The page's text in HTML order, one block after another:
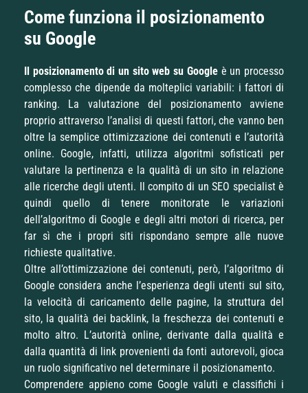
Come funziona il posizionamento
su Google
Il posizionamento di un sito web su Googleè un processo
complesso che dipende da molteplici variabili: i fattori di
ranking. La valutazione del posizionamento avviene
proprio attraverso l’analisi di questi fattori, che vanno ben
oltre la semplice ottimizzazione dei contenuti e l’autorità
online. Google, infatti, utilizza algoritmi sofisticati per
valutare la pertinenza e la qualità di un sito in relazione
alle ricerche degli utenti. Il compito di un SEO specialist è
quindi quello di tenere monitorate le variazioni
dell’algoritmo di Google e degli altri motori di ricerca, per
far sì che i propri siti rispondano sempre alle nuove
richieste qualitative.
Oltre all’ottimizzazione dei contenuti, però, l’algoritmo di
Google considera anche l’esperienza degli utenti sul sito,
la velocità di caricamento delle pagine, la struttura del
sito, la qualità dei backlink, la freschezza dei contenuti e
molto altro. L’autorità online, derivante dalla qualità e
dalla quantità di link provenienti da fonti autorevoli, gioca
un ruolo significativo nel determinare il posizionamento.
Comprendere appieno come Google valuti e classifichi i